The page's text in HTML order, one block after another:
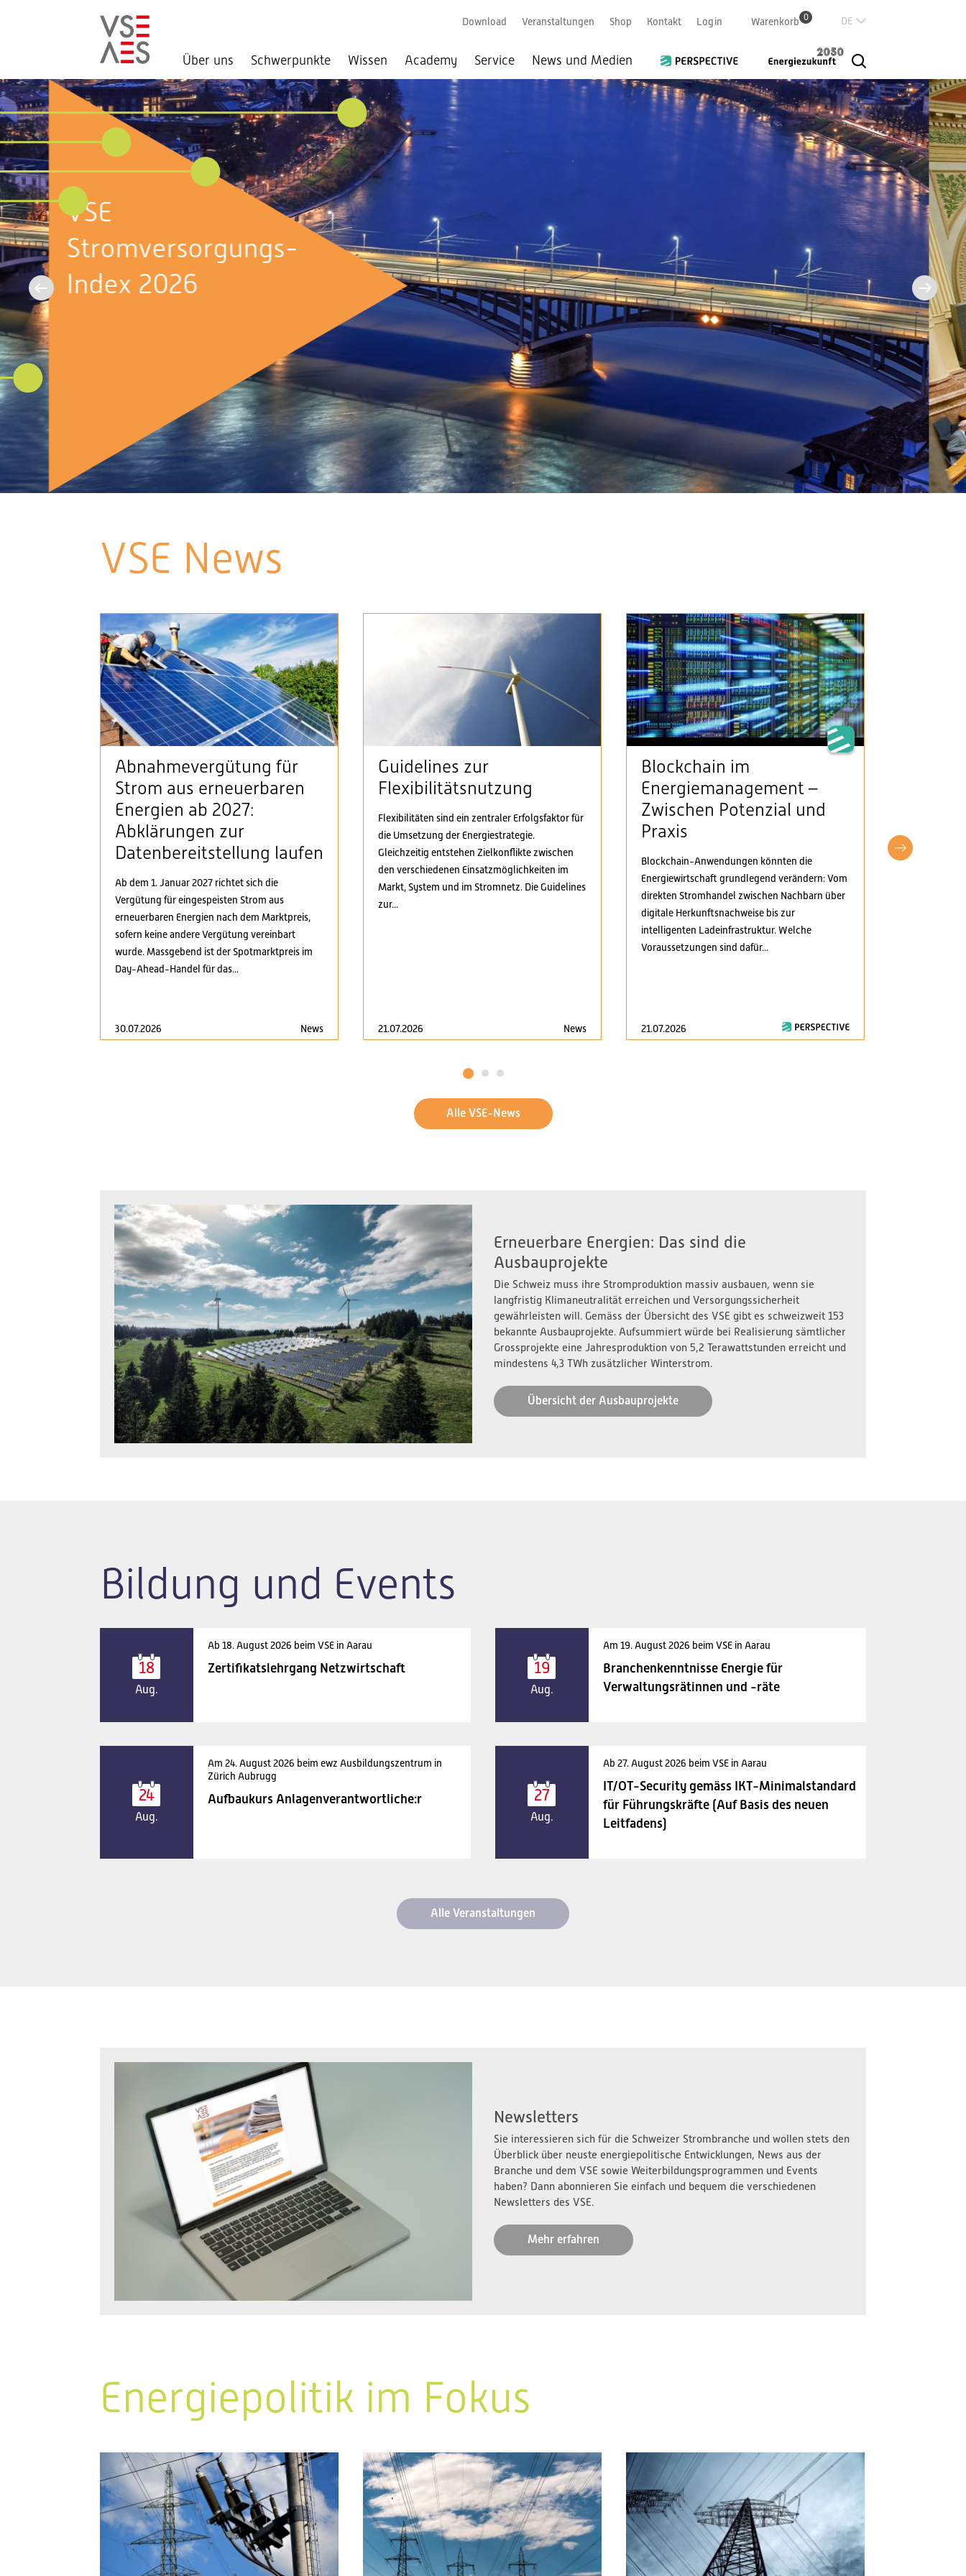
Direkt
zum
Inhalt
Über uns Schwerpunkte Wissen Academy Service News und Medien
Download Veranstaltungen Shop Kontakt Login Warenkorb 0
Aktuell im
Bundeshaus:
Sommersession 2026
VSE News
Abnahmevergütung für
Strom aus erneuerbaren
Energien ab 2027:
Abklärungen zur
Datenbereitstellung laufen
Ab dem 1. Januar 2027 richtet sich die
Vergütung für eingespeisten Strom aus
erneuerbaren Energien nach dem Marktpreis,
sofern keine andere Vergütung vereinbart
wurde. Massgebend ist der Spotmarktpreis im
Day-Ahead-Handel für das...
30.07.2026 News
Guidelines zur
Flexibilitätsnutzung
Flexibilitäten sind ein zentraler Erfolgsfaktor für
die Umsetzung der Energiestrategie.
Gleichzeitig entstehen Zielkonflikte zwischen
den verschiedenen Einsatzmöglichkeiten im
Markt, System und im Stromnetz. Die Guidelines
zur...
21.07.2026 News
Blockchain im
Energiemanagement –
Zwischen Potenzial und
Praxis
Blockchain-Anwendungen könnten die
Energiewirtschaft grundlegend verändern: Vom
direkten Stromhandel zwischen Nachbarn über
digitale Herkunftsnachweise bis zur
intelligenten Ladeinfrastruktur. Welche
Voraussetzungen sind dafür...
21.07.2026
fordert
1 2 3
Alle VSE-News
Erneuerbare Energien: Das sind die
Ausbauprojekte
Die Schweiz muss ihre Stromproduktion massiv ausbauen, wenn sie
langfristig Klimaneutralität erreichen und Versorgungssicherheit
gewährleisten will. Gemäss der Übersicht des VSE gibt es schweizweit 153
bekannte Ausbauprojekte. Aufsummiert würde bei Realisierung sämtlicher
Grossprojekte eine Jahresproduktion von 5,2 Terawattstunden erreicht und
mindestens 4,3 TWh zusätzlicher Winterstrom.
Übersicht der Ausbauprojekte
Bildung und Events
18
Aug.
Ab 18. August 2026 beim VSE in Aarau
Zertifikatslehrgang Netzwirtschaft 19
Aug.
Am 19. August 2026 beim VSE in Aarau
Branchenkenntnisse Energie für
Verwaltungsrätinnen und -räte
24
Aug.
Am 24. August 2026 beim ewz Ausbildungszentrum in
Zürich Aubrugg
Aufbaukurs Anlagenverantwortliche:r 27
Aug.
Ab 27. August 2026 beim VSE in Aarau
IT/OT-Security gemäss IKT-Minimalstandard
für Führungskräfte (Auf Basis des neuen
Leitfadens)
Alle Veranstaltungen
Newsletters
Sie interessieren sich für die Schweizer Strombranche und wollen stets den
Überblick über neuste energiepolitische Entwicklungen, News aus der
Branche und dem VSE sowie Weiterbildungsprogrammen und Events
haben? Dann abonnieren Sie einfach und bequem die verschiedenen
Newsletters des VSE.
Mehr erfahren
Energiepolitik im Fokus